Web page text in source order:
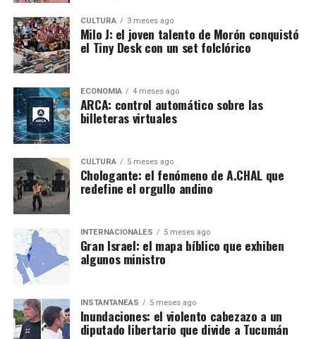
CULTURA 3 meses ago
Milo J: el joven talento de Morón conquistó
el Tiny Desk con un set folclórico
ECONOMÍA 4 meses ago
ARCA: control automático sobre las
billeteras virtuales
CULTURA 5 meses ago
Chologante: el fenómeno de A.CHAL que
redefine el orgullo andino
INTERNACIONALES 5 meses ago
Gran Israel: el mapa bíblico que exhiben
algunos ministro
INSTANTÁNEAS 5 meses ago
Inundaciones: el violento cabezazo a un
diputado libertario que divide a Tucumán